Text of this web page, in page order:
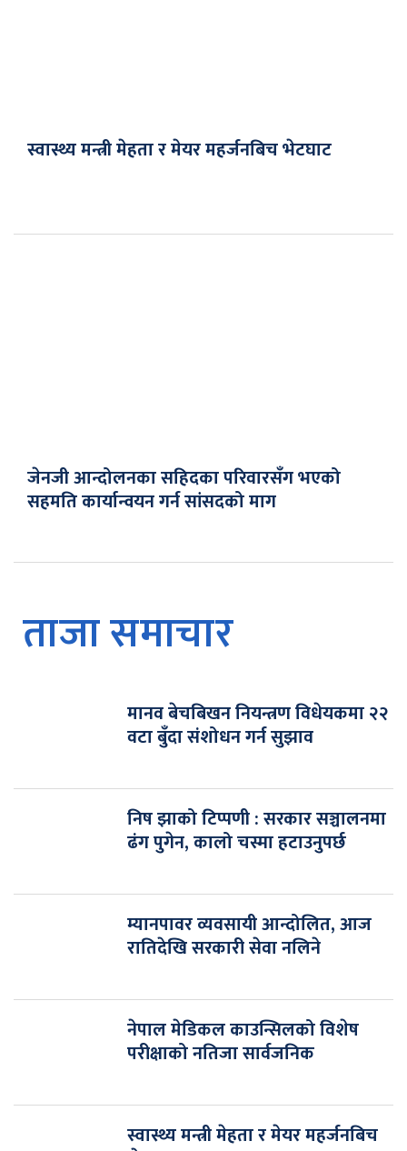
स्वास्थ्य मन्त्री मेहता र मेयर महर्जनबिच भेटघाट
जेनजी आन्दोलनका सहिदका परिवारसँग भएको
सहमति कार्यान्वयन गर्न सांसदको माग
ताजा समाचार
मानव बेचबिखन नियन्त्रण विधेयकमा २२
वटा बुँदा संशोधन गर्न सुझाव
निष झाको टिप्पणी : सरकार सञ्चालनमा
ढंग पुगेन, कालो चस्मा हटाउनुपर्छ
म्यानपावर व्यवसायी आन्दोलित, आज
रातिदेखि सरकारी सेवा नलिने
नेपाल मेडिकल काउन्सिलको विशेष
परीक्षाको नतिजा सार्वजनिक
स्वास्थ्य मन्त्री मेहता र मेयर महर्जनबिच